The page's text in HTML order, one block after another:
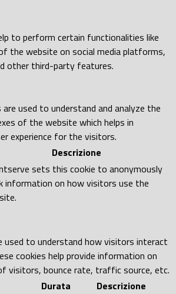
to perform certain functionalities like
the website on social media platforms,
other third-party features.
used to understand and analyze the
of the website which helps in
experience for the visitors.
Descrizione
sets this cookie to anonymously
information on how visitors use the
used to understand how visitors interact
cookies help provide information on
visitors, bounce rate, traffic source, etc.
Durata Descrizione